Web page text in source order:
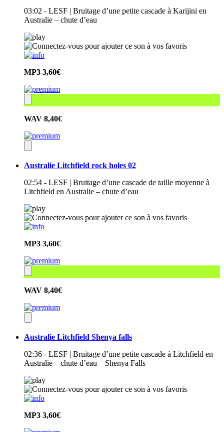
03:02 - LESF | Bruitage d’une petite cascade à Karijini en
Australie – chute d’eau
MP3 3,60€
WAV 8,40€
Australie Litchfield rock holes 02
02:54 - LESF | Bruitage d’une cascade de taille moyenne à
Litchfield en Australie – chute d’eau
MP3 3,60€
WAV 8,40€
Australie Litchfield Shenya falls
02:36 - LESF | Bruitage d’une petite cascade à Litchfield en
Australie – chute d’eau – Shenya Falls
MP3 3,60€